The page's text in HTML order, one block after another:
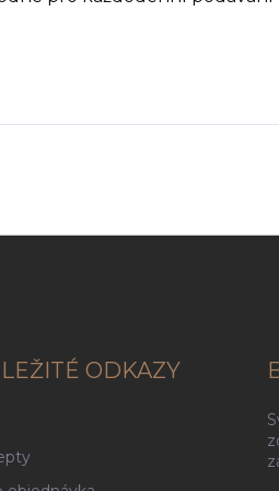
ODKAZY